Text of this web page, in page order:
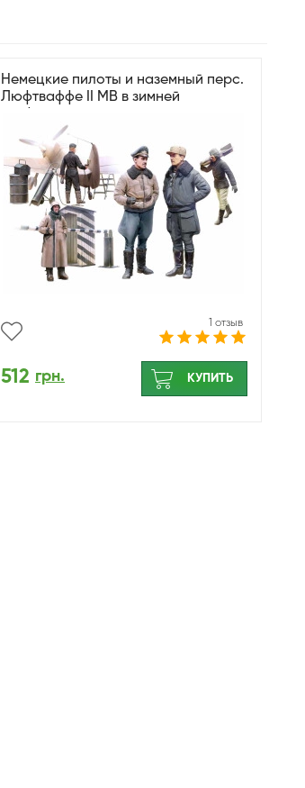
Немецкие пилоты и наземный перс.
Люфтваффе II МВ в зимней
1 отзыв
512 грн. КУПИТЬ